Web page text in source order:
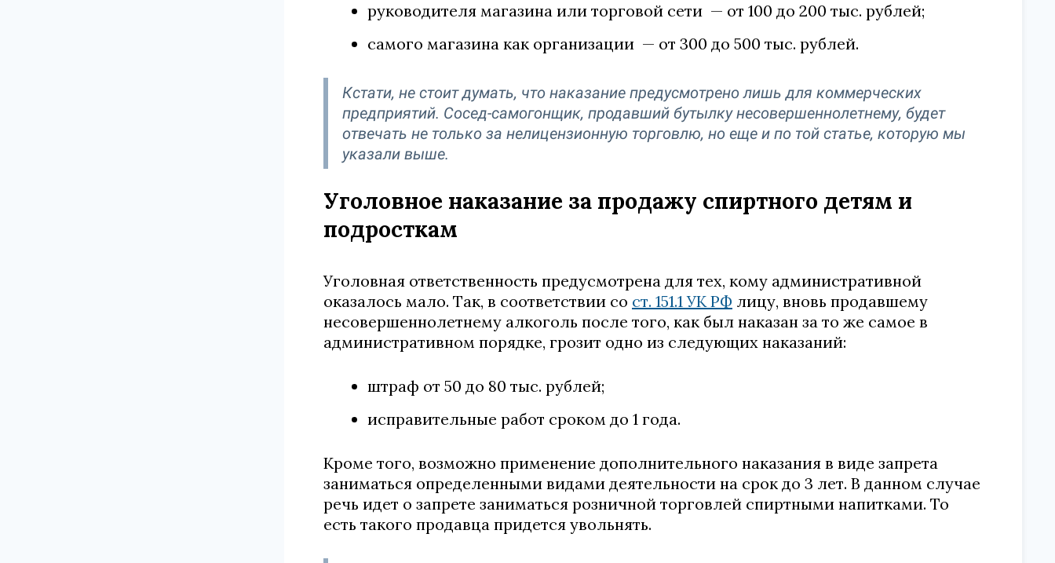
руководителя магазина или торговой сети — от 100 до 200 тыс. рублей;
самого магазина как организации — от 300 до 500 тыс. рублей.
Кстати, не стоит думать, что наказание предусмотрено лишь для коммерческих
предприятий. Сосед-самогонщик, продавший бутылку несовершеннолетнему, будет
отвечать не только за нелицензионную торговлю, но еще и по той статье, которую мы
указали выше.
Уголовное наказание за продажу спиртного детям и
подросткам
Уголовная ответственность предусмотрена для тех, кому административной
оказалось мало. Так, в соответствии со ст. 151.1 УК РФ лицу, вновь продавшему
несовершеннолетнему алкоголь после того, как был наказан за то же самое в
административном порядке, грозит одно из следующих наказаний:
штраф от 50 до 80 тыс. рублей;
исправительные работ сроком до 1 года.
Кроме того, возможно применение дополнительного наказания в виде запрета
заниматься определенными видами деятельности на срок до 3 лет. В данном случае
речь идет о запрете заниматься розничной торговлей спиртными напитками. То
есть такого продавца придется увольнять.